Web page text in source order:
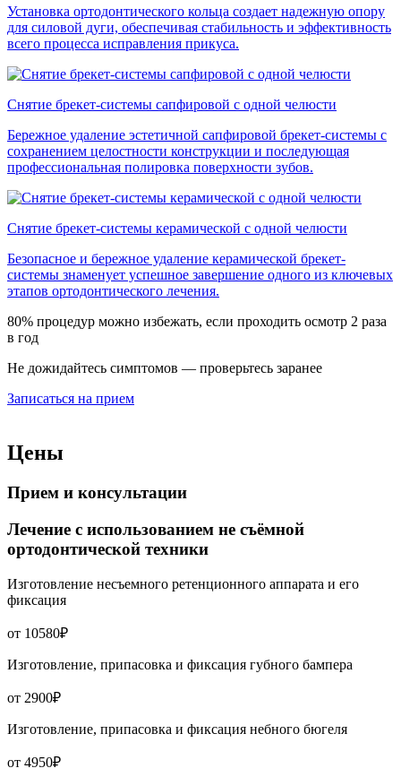
Установка ортодонтического кольца создает надежную опору
для силовой дуги, обеспечивая стабильность и эффективность
всего процесса исправления прикуса.
Снятие брекет-системы сапфировой с одной челюсти
Бережное удаление эстетичной сапфировой брекет-системы с
сохранением целостности конструкции и последующая
профессиональная полировка поверхности зубов.
Снятие брекет-системы керамической с одной челюсти
Безопасное и бережное удаление керамической брекет-
системы знаменует успешное завершение одного из ключевых
этапов ортодонтического лечения.
80% процедур можно избежать, если проходить осмотр 2 раза
в год
Не дожидайтесь симптомов — проверьтесь заранее
Записаться на прием
Цены
Прием и консультации
Лечение с использованием не съёмной
ортодонтической техники
Изготовление несъемного ретенционного аппарата и его
фиксация
от 10580₽
Изготовление, припасовка и фиксация губного бампера
от 2900₽
Изготовление, припасовка и фиксация небного бюгеля
от 4950₽